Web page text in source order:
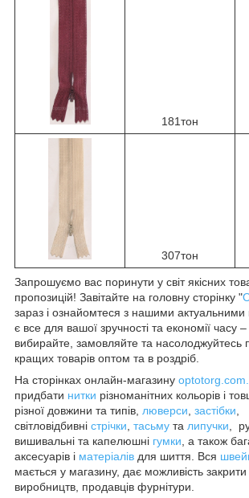
181тон
307тон
Запрошуємо вас поринути у світ якісних
пропозицій! Завітайте на головну сторінку "
зараз і ознайомтеся з нашими актуальними
є все для вашої зручності та економії часу
вибирайте, замовляйте та насолоджуйтесь
кращих товарів оптом та в роздріб.
На сторінках онлайн-магазину
придбати нитки різноманітних кольорів і
різної довжини та типів, люверси застібки
світловідбивні стрічки тасьму та липучки ,
вишивальні та капелюшні гумки , а також
аксесуарів і матеріалів для шиття. Вся
мається у магазину, дає можливість
виробництв, продавців фурнітури.